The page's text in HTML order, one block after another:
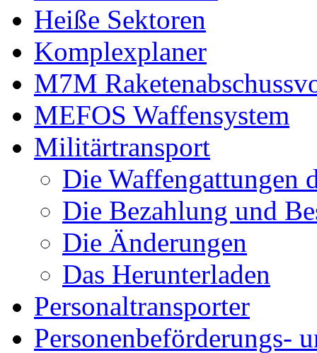
Heiße Sektoren
Komplexplaner
M7M
MEFOS Waffensystem
Militärtransport
Die Waffengattungen
Die Bezahlung und
Die Änderungen
Das Herunterladen
Personaltransporter
Personenbeförderungs-